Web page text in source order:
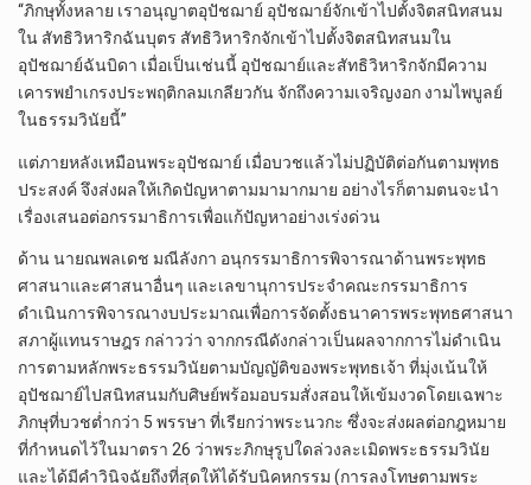
“ภิกษุทั้งหลาย เราอนุญาตอุปัชฌาย์ อุปัชฌาย์จักเข้าไปตั้งจิตสนิทสนม
ใน สัทธิวิหาริกฉันบุตร สัทธิวิหาริกจักเข้าไปตั้งจิตสนิทสนมใน
อุปัชฌาย์ฉันบิดา เมื่อเป็นเช่นนี้ อุปัชฌาย์และสัทธิวิหาริกจักมีความ
เคารพยำเกรงประพฤติกลมเกลียวกัน จักถึงความเจริญงอก งามไพบูลย์
ในธรรมวินัยนี้”
แต่ภายหลังเหมือนพระอุปัชฌาย์ เมื่อบวชแล้วไม่ปฏิบัติต่อกันตามพุทธ
ประสงค์ จึงส่งผลให้เกิดปัญหาตามมามากมาย อย่างไรก็ตามตนจะนำ
เรื่องเสนอต่อกรรมาธิการเพื่อแก้ปัญหาอย่างเร่งด่วน
ด้าน นายณพลเดช มณีลังกา อนุกรรมาธิการพิจารณาด้านพระพุทธ
ศาสนาและศาสนาอื่นๆ และเลขานุการประจำคณะกรรมาธิการ
ดำเนินการพิจารณางบประมาณเพื่อการจัดตั้งธนาคารพระพุทธศาสนา
สภาผู้แทนราษฎร กล่าวว่า จากกรณีดังกล่าวเป็นผลจากการไม่ดำเนิน
การตามหลักพระธรรมวินัยตามบัญญัติของพระพุทธเจ้า ที่มุ่งเน้นให้
อุปัชฌาย์ไปสนิทสนมกับศิษย์พร้อมอบรมสั่งสอนให้เข้มงวดโดยเฉพาะ
ภิกษุที่บวชต่ำกว่า 5 พรรษา ที่เรียกว่าพระนวกะ ซึ่งจะส่งผลต่อกฎหมาย
ที่กำหนดไว้ในมาตรา 26 ว่าพระภิกษุรูปใดล่วงละเมิดพระธรรมวินัย
และได้มีคำวินิจฉัยถึงที่สุดให้ได้รับนิคหกรรม (การลงโทษตามพระ